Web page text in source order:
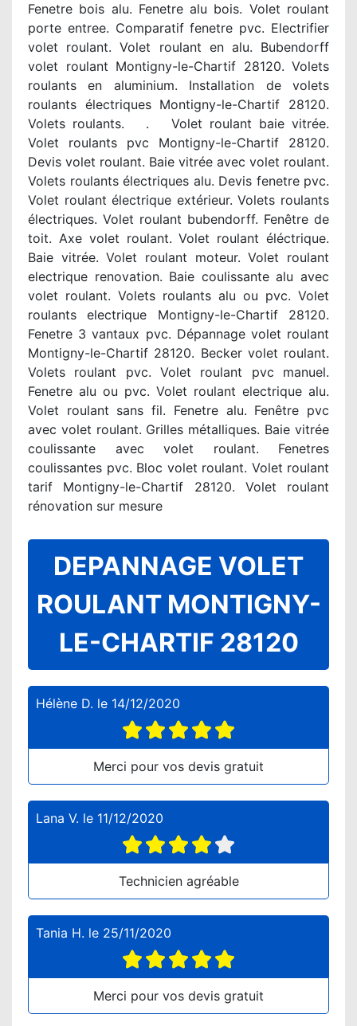
Fenetre bois alu. Fenetre alu bois. Volet roulant
porte entree. Comparatif fenetre pvc. Electrifier
volet roulant. Volet roulant en alu. Bubendorff
volet roulant Montigny-le-Chartif 28120. Volets
roulants en aluminium. Installation de volets
roulants électriques Montigny-le-Chartif 28120.
Volets roulants. . Volet roulant baie vitrée.
Volet roulants pvc Montigny-le-Chartif 28120.
Devis volet roulant. Baie vitrée avec volet roulant.
Volets roulants électriques alu. Devis fenetre pvc.
Volet roulant électrique extérieur. Volets roulants
électriques. Volet roulant bubendorff. Fenêtre de
toit. Axe volet roulant. Volet roulant éléctrique.
Baie vitrée. Volet roulant moteur. Volet roulant
electrique renovation. Baie coulissante alu avec
volet roulant. Volets roulants alu ou pvc. Volet
roulants electrique Montigny-le-Chartif 28120.
Fenetre 3 vantaux pvc. Dépannage volet roulant
Montigny-le-Chartif 28120. Becker volet roulant.
Volets roulant pvc. Volet roulant pvc manuel.
Fenetre alu ou pvc. Volet roulant electrique alu.
Volet roulant sans fil. Fenetre alu. Fenêtre pvc
avec volet roulant. Grilles métalliques. Baie vitrée
coulissante avec volet roulant. Fenetres
coulissantes pvc. Bloc volet roulant. Volet roulant
tarif Montigny-le-Chartif 28120. Volet roulant
rénovation sur mesure
DEPANNAGE VOLET
ROULANT MONTIGNY-
LE-CHARTIF 28120
Hélène D. le 14/12/2020
Merci pour vos devis gratuit
Lana V. le 11/12/2020
Technicien agréable
Tania H. le 25/11/2020
Merci pour vos devis gratuit